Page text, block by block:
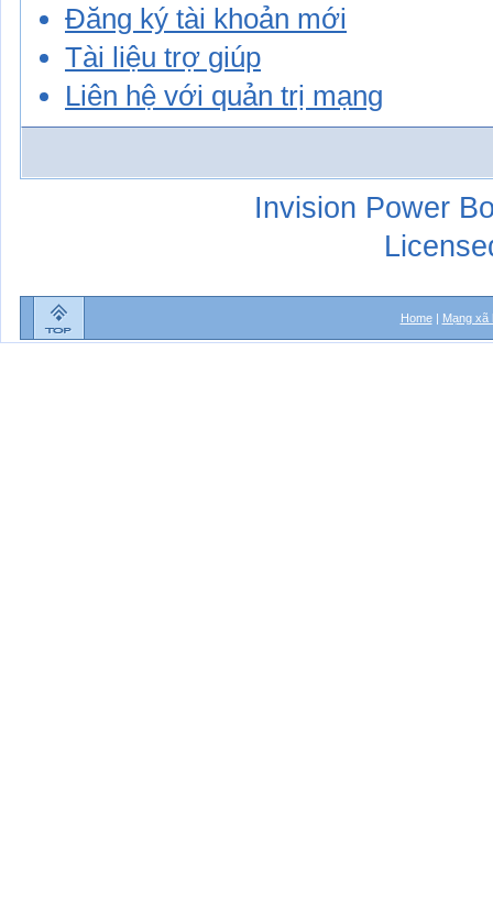
Đăng ký tài khoản mới
Tài liệu trợ giúp
Liên hệ với quản trị mạng
Invision Power
Home| Mạng xã